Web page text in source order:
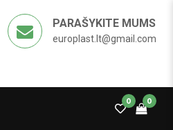
PARAŠYKITE MUMS
europlast.lt@gmail.com
0 0